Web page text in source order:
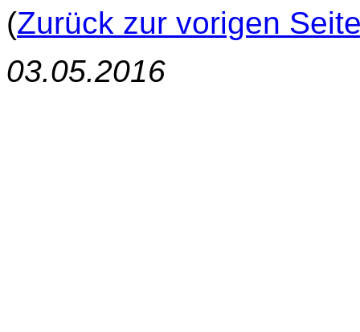
(Zurück zur vorigen
03.05.2016